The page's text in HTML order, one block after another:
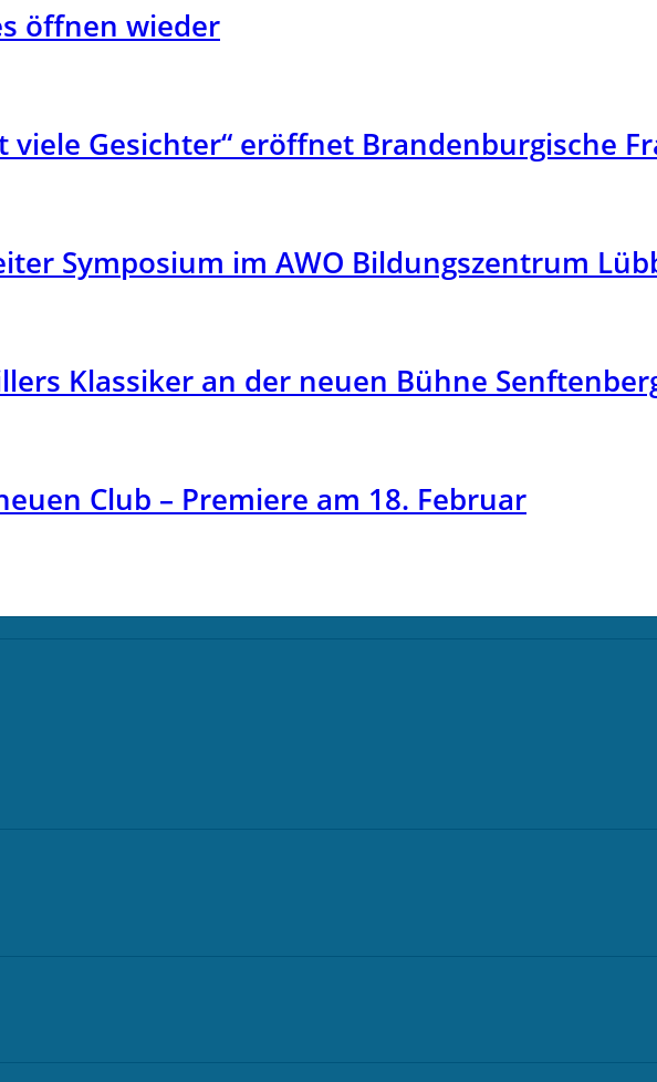
öffnen wieder
viele Gesichter“ eröffnet Brandenburgische
Symposium im AWO Bildungszentrum
Klassiker an der neuen Bühne
Club – Premiere am 18. Februar